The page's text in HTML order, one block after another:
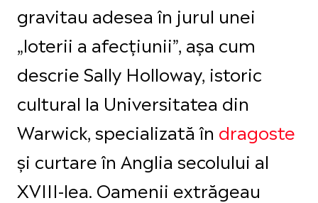
gravitau adesea în jurul unei
„loterii a afecțiunii”, așa cum
descrie Sally Holloway, istoric
cultural la Universitatea din
Warwick, specializată în dragoste
și curtare în Anglia secolului al
XVIII-lea. Oamenii extrăgeau